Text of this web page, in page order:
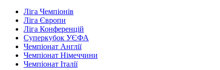
Ліга Чемпіонів
Ліга Європи
Ліга Конференцій
Суперкубок УЄФА
Чемпіонат Англії
Чемпіонат Німеччини
Чемпіонат Італії